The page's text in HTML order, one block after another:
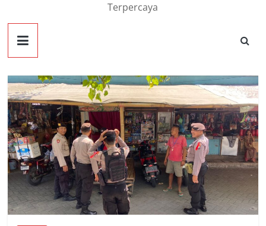
Terpercaya